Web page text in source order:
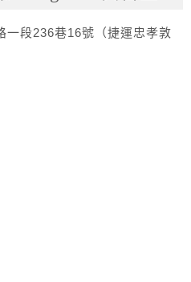
一段236巷16號（捷運忠孝敦